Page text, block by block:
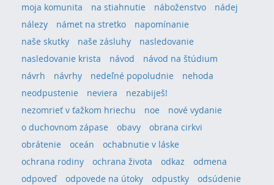
moja komunita
na stiahnutie náboženstvo
nádej
nálezy
námet na stretko
napomínanie
naše skutky
naše zásluhy
nasledovanie
nasledovanie krista
návod
návod na štúdium
návrh
návrhy nedeľné popoludnie
nehoda
neodpustenie
neviera
nezabiješ!
nezomrieť v ťažkom hriechu
noe
nové vydanie
o duchovnom zápase
obavy
obrana cirkvi
obrátenie
oceán
ochabnutie v láske
ochrana rodiny
ochrana života odkaz
odmena
odpoveď
odpovede na útoky odpustky
odsúdenie